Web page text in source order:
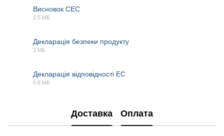
Висновок СЕС
2.5 МБ
Декларація безпеки продукту
1 МБ
Декларація відповідності EC
0.8 МБ
Доставка Оплата